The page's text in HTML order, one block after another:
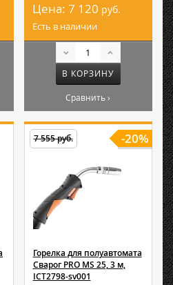
Цена: 7 120 руб.
Есть в наличии
В КОРЗИНУ
Сравнить ›
Горелка для полуавтомата
Сварог PRO MS 25, 3 м,
ICT2798-sv001
-20%
7 555 руб.